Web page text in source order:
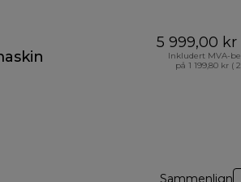
5 999,00 kr
Inkludert MVA-
på 1 199,80 kr (